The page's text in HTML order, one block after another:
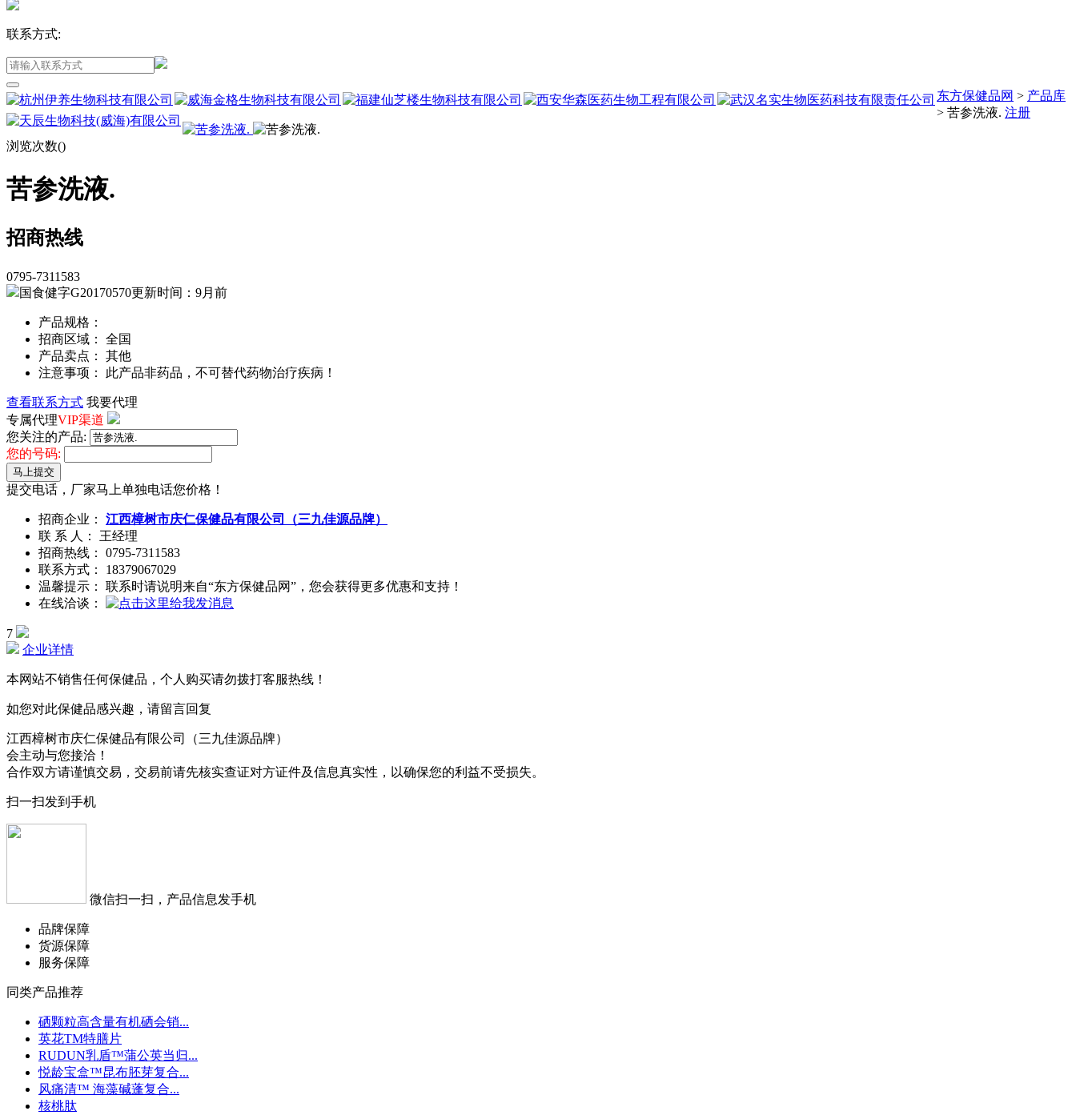
联系方式:
东方保健品网 > 产品库
> 苦参洗液. 注册
浏览次数()
苦参洗液.
招商热线
0795-7311583
国食健字G20170570更新时间：9月前
产品规格：
招商区域： 全国
产品卖点： 其他
注意事项： 此产品非药品，不可替代药物治疗疾病！
查看联系方式 我要代理
专属代理VIP渠道
您关注的产品:
您的号码:
马上提交
提交电话，厂家马上单独电话您价格！
招商企业： 江西樟树市庆仁保健品有限公司（三九佳源品牌）
联 系 人： 王经理
招商热线： 0795-7311583
联系方式： 18379067029
温馨提示： 联系时请说明来自“东方保健品网”，您会获得更多优惠和支持！
在线洽谈：
7
企业详情
本网站不销售任何保健品，个人购买请勿拨打客服热线！
如您对此保健品感兴趣，请留言回复
江西樟树市庆仁保健品有限公司（三九佳源品牌）
会主动与您接洽！
合作双方请谨慎交易，交易前请先核实查证对方证件及信息真实性，以确保您的利益不受损失。
扫一扫发到手机
微信扫一扫，产品信息发手机
品牌保障
货源保障
服务保障
同类产品推荐
硒颗粒高含量有机硒会销...
英花TM特膳片
RUDUN乳盾™蒲公英当归...
悦龄宝盒™昆布胚芽复合...
风痛清™ 海藻碱蓬复合...
核桃肽